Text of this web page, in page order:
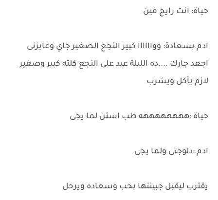
حياة: انت رايح فين
ادم بسعادة: وواااااا كبير النجع الصغير جاي وعايزنى
اجعد جارك ....ده الليلة عيد على النجع كلته كبير وصغير
لازم يأكل ويشرب
حياة :ههههههههه طب استن لما يجى
ادم :دلوجتى ولما يجي
يقترب ليقبل جبينتها بحب وسعاده ويرحل